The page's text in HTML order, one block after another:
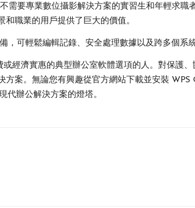
需要專業數位攝影解決方案的實習生和年輕求職
職業的用戶提供了巨大的價值。
可輕鬆編輯記錄、安全處理數據以及跨多個系
經濟實惠的典型辦公室軟體選項的人。對保護、
案。無論您有興趣從官方網站下載並安裝 WPS
代辦公解決方案的燈塔。